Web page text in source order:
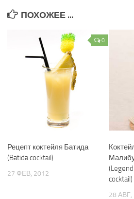
ПОХОЖЕЕ ...
0
Рецепт коктейля Батида
(Batida cocktail)
27 ФЕВ, 2012
cocktail)
28 АВГ,